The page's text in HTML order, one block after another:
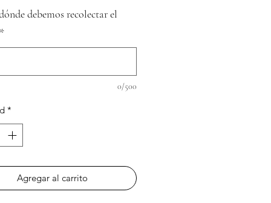
debemos recolectar el
*
0/500
*
Agregar al carrito